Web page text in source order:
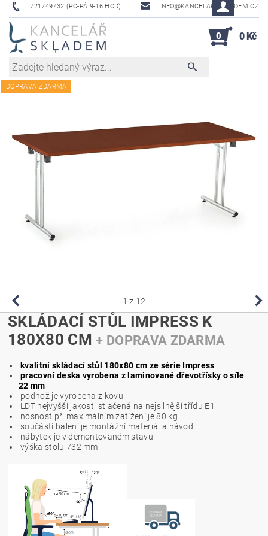
721749732 (PO-PÁ 9-16 HOD) INFO@KANCELAR-SKLADEM.CZ
0 0 Kč
DOPRAVA ZDARMA
1 z 12
SKLÁDACÍ STŮL IMPRESS K
180X80 CM+ DOPRAVA ZDARMA
kvalitní skládací stůl 180x80 cm ze série Impress
pracovní deska vyrobena z laminované dřevotřísky o síle
22 mm
podnož je vyrobena z kovu
LDT nejvyšší jakosti stlačená na nejsilnější třídu E1
nosnost při maximálním zatížení je 80 kg
součástí balení je montážní materiál a návod
nábytek je v demontovaném stavu
výška stolu 732 mm